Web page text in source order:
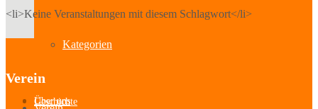
Kategorien
<li>Keine Veranstaltungen mit diesem Schlagwort</li>
Verein
Über uns
Geschichte